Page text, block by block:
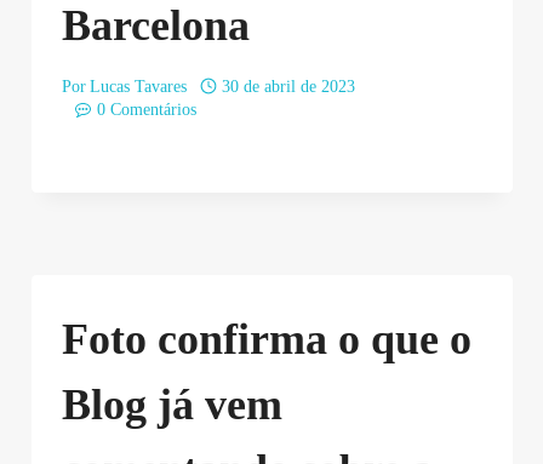
Barcelona
Por Lucas Tavares
30 de abril de 2023
0 Comentários
Foto confirma o que o
Blog já vem